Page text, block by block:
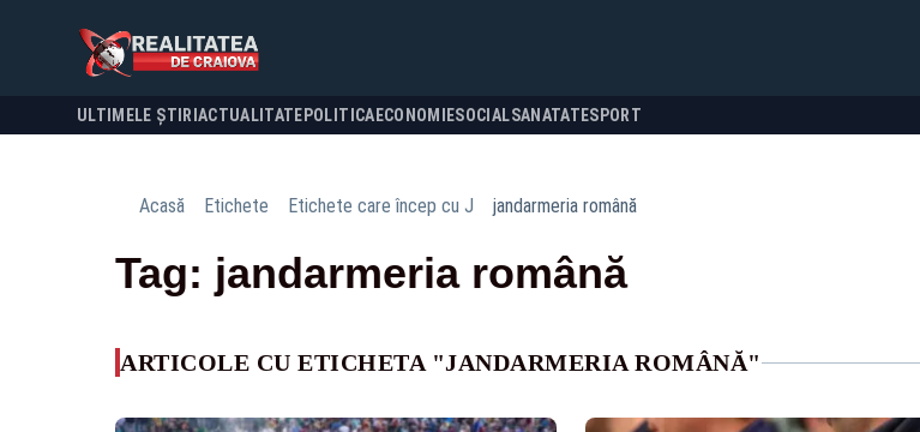
ULTIMELE ȘTIRI ACTUALITATE POLITICA ECONOMIESOCIALSANATATESPORT
Acasă Etichete Etichete care încep cu J jandarmeria română
Tag: jandarmeria română
ARTICOLE CU ETICHETA "JANDARMERIA ROMÂNĂ"